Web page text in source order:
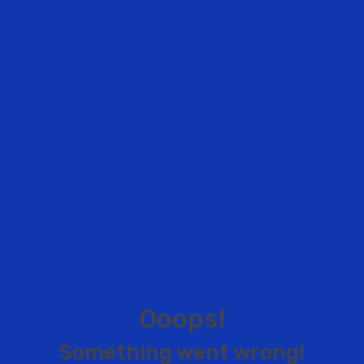
Ooops!
Something went wrong!